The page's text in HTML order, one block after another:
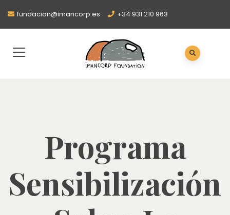
fundacion@imancorp.es +34 931 210 963
Programa
Sensibilización